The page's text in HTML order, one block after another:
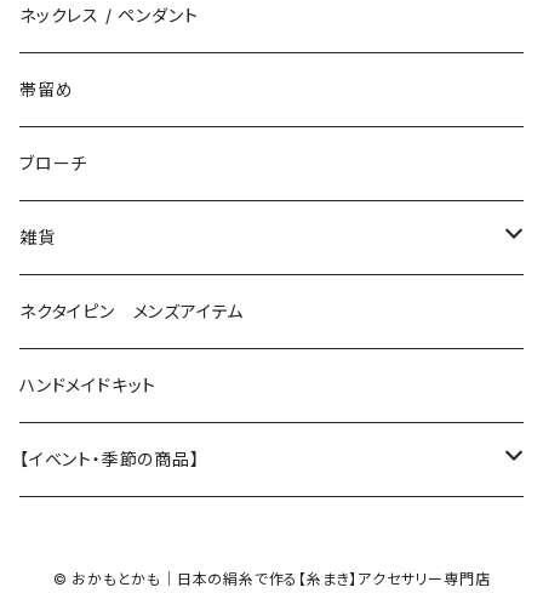
花（直径3cm）
花（直径2.5cm）
揺れないタイプ
花
星
ネックレス / ペンダント
帯留め
ブローチ
雑貨
眼鏡ストラップ
目印チャーム
ネクタイピン メンズアイテム
ハンドメイドキット
【イベント・季節の商品】
© おかもとかも｜日本の絹糸で作る【糸まき】アクセサリー専門店